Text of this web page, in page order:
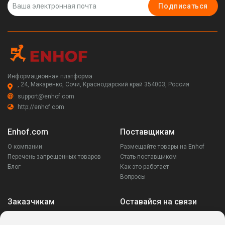
Подписаться
Информационная платформа
, 24, Макаренко, Сочи, Краснодарский край 354003, Россия
support@enhof.com
http://enhof.com
Enhof.com
О компании
Перечень запрещенных товаров
Блог
Поставщикам
Размещайте товары на Enhof
Стать поставщиком
Как это работает
Вопросы
Заказчикам Оставайся на связи